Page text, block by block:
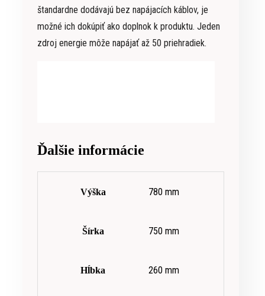
štandardne dodávajú bez napájacích káblov, je
možné ich dokúpiť ako doplnok k produktu. Jeden
zdroj energie môže napájať až 50 priehradiek.
Ďalšie informácie
Výška 780 mm
Šírka 750 mm
Hĺbka 260 mm